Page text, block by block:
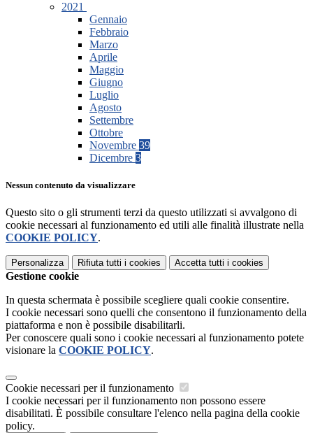
2021
Gennaio
Febbraio
Marzo
Aprile
Maggio
Giugno
Luglio
Agosto
Settembre
Ottobre
Novembre 39
Dicembre 3
Nessun contenuto da visualizzare
Questo sito o gli strumenti terzi da questo utilizzati si avvalgono di
cookie necessari al funzionamento ed utili alle finalità illustrate nella
COOKIE POLICY.
Personalizza Rifiuta tutti i cookies Accetta tutti i cookies
Gestione cookie
In questa schermata è possibile scegliere quali cookie consentire.
I cookie necessari sono quelli che consentono il funzionamento della
piattaforma e non è possibile disabilitarli.
Per conoscere quali sono i cookie necessari al funzionamento potete
visionare la COOKIE POLICY.
Cookie necessari per il funzionamento
I cookie necessari per il funzionamento non possono essere
disabilitati. È possibile consultare l'elenco nella pagina della cookie
policy.